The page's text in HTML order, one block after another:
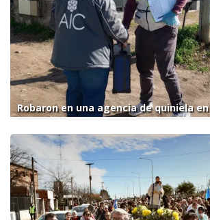
Robaron en una agencia de quiniela